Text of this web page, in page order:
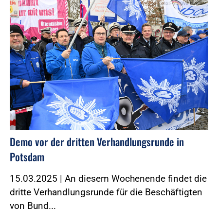
Foto:Foto: Windmüller
Demo vor der dritten Verhandlungsrunde in
Potsdam
15.03.2025 | An diesem Wochenende findet die
dritte Verhandlungsrunde für die Beschäftigten
von Bund...